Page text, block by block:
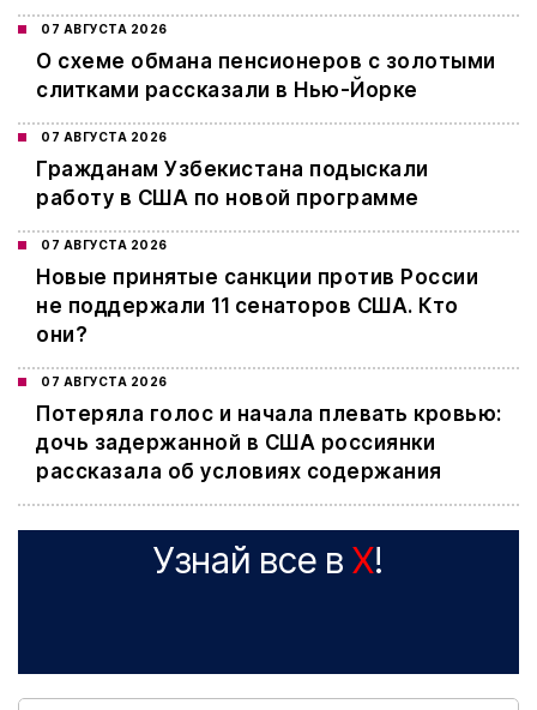
07 АВГУСТА 2026
О схеме обмана пенсионеров с золотыми
слитками рассказали в Нью-Йорке
07 АВГУСТА 2026
Гражданам Узбекистана подыскали
работу в США по новой программе
07 АВГУСТА 2026
Новые принятые санкции против России
не поддержали 11 сенаторов США. Кто
они?
07 АВГУСТА 2026
Потеряла голос и начала плевать кровью:
дочь задержанной в США россиянки
рассказала об условиях содержания
Узнай все в X!